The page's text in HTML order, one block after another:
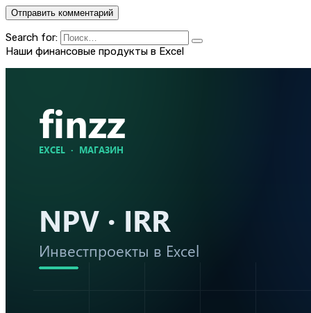
Search for:
Наши финансовые продукты в Excel